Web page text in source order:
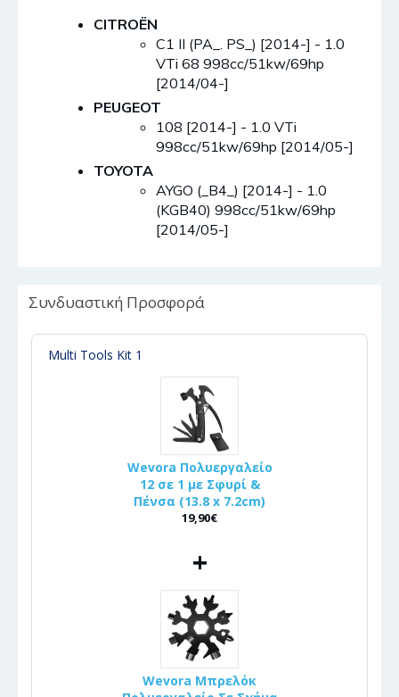
CITROËN
C1 II (PA_. PS_) [2014-] - 1.0
VTi 68 998cc/51kw/69hp
[2014/04-]
PEUGEOT
108 [2014-] - 1.0 VTi
998cc/51kw/69hp [2014/05-]
TOYOTA
AYGO (_B4_) [2014-] - 1.0
(KGB40) 998cc/51kw/69hp
[2014/05-]
Συνδυαστική Προσφορά
Multi Tools Kit 1
Wevora Πολυεργαλείο
12 σε 1 με Σφυρί &
Πένσα (13.8 x 7.2cm)
19,90€
+
Wevora Μπρελόκ